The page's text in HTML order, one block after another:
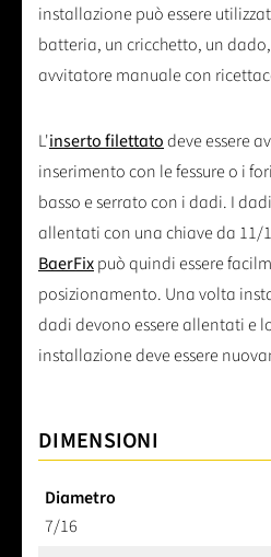
installazione può essere
batteria, un cricchetto, un
avvitatore manuale con
L'inserto filettatodeve essere
inserimento con le fessure o i
basso e serrato con i dadi. I
allentati con una chiave da 11/
BaerFixpuò quindi essere
posizionamento. Una volta
dadi devono essere allentati e
installazione deve essere
DIMENSIONI
Diametro
7/16